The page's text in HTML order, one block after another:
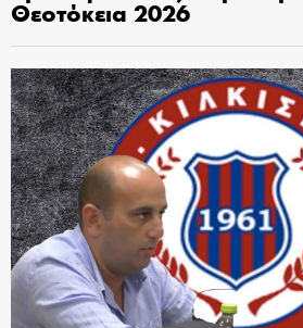
Θεοτόκεια 2026